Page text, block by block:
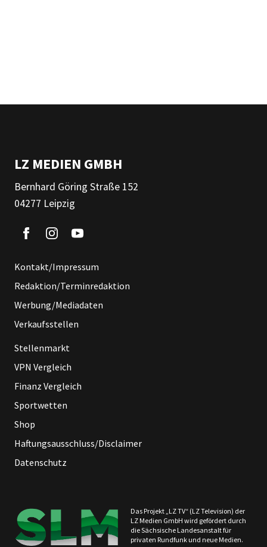
LZ MEDIEN GMBH
Bernhard Göring Straße 152
04277 Leipzig
Kontakt/Impressum
Redaktion/Terminredaktion
Werbung/Mediadaten
Verkaufsstellen
Stellenmarkt
VPN Vergleich
Finanz Vergleich
Sportwetten
Shop
Haftungsausschluss/Disclaimer
Datenschutz
Das Projekt „LZ TV“ (LZ Television) der
LZ Medien GmbH wird gefördert durch
die Sächsische Landesanstalt für
privaten Rundfunk und neue Medien.